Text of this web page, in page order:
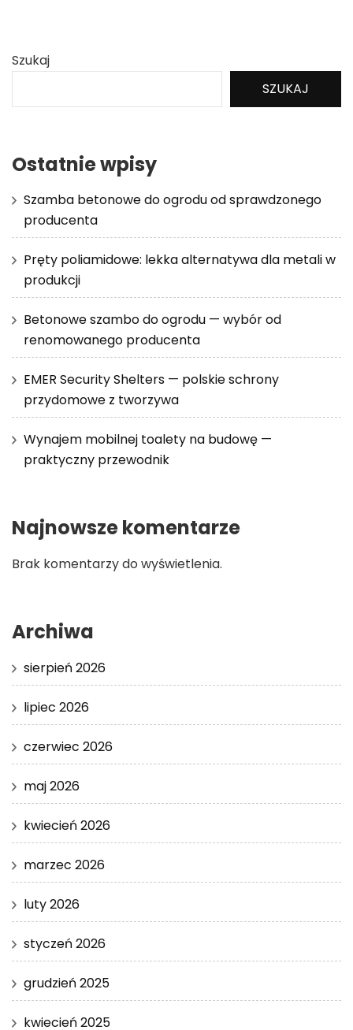
Szukaj
SZUKAJ
Ostatnie wpisy
Szamba betonowe do ogrodu od sprawdzonego
producenta
Pręty poliamidowe: lekka alternatywa dla metali w
produkcji
Betonowe szambo do ogrodu — wybór od
renomowanego producenta
EMER Security Shelters — polskie schrony
przydomowe z tworzywa
Wynajem mobilnej toalety na budowę —
praktyczny przewodnik
Najnowsze komentarze
Brak komentarzy do wyświetlenia.
Archiwa
sierpień 2026
lipiec 2026
czerwiec 2026
maj 2026
kwiecień 2026
marzec 2026
luty 2026
styczeń 2026
grudzień 2025
kwiecień 2025